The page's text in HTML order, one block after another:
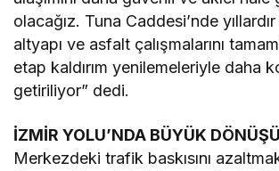
olacağız. Tuna Caddesi’nde
altyapı ve asfalt çalışmalarını
etap kaldırım yenilemeleriyle daha
getiriliyor” dedi.
İZMİR YOLU’NDA BÜYÜK
Merkezdeki trafik baskısını